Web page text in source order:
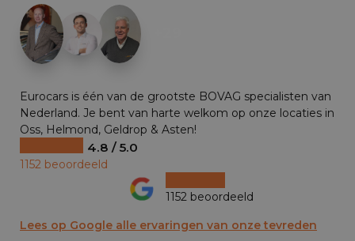
Eurocars is één van de grootste BOVAG specialisten van
Nederland. Je bent van harte welkom op onze locaties in
Oss, Helmond, Geldrop & Asten!
4.8 / 5.0
1152 beoordeeld
1152 beoordeeld
Lees op Google alle ervaringen van onze tevreden